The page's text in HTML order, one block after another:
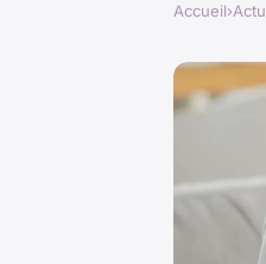
Accueil›Actu